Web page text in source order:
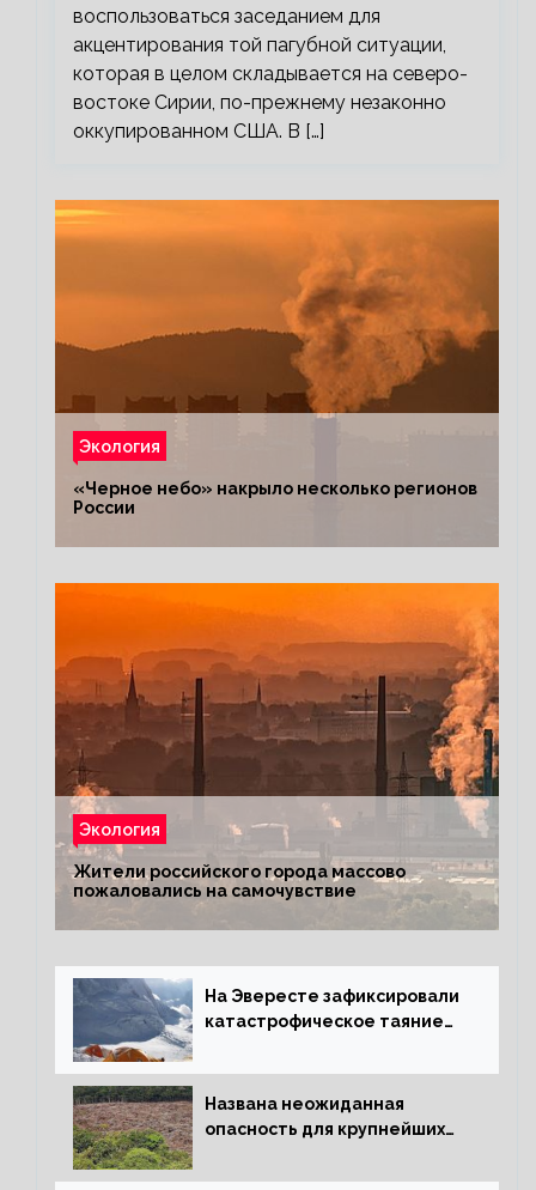
воспользоваться заседанием для
акцентирования той пагубной ситуации,
которая в целом складывается на северо-
востоке Сирии, по-прежнему незаконно
оккупированном США. В […]
Экология
«Черное небо» накрыло несколько регионов
России
Экология
Жители российского города массово
пожаловались на самочувствие
На Эвересте зафиксировали
катастрофическое таяние
Названа неожиданная
опасность для крупнейших